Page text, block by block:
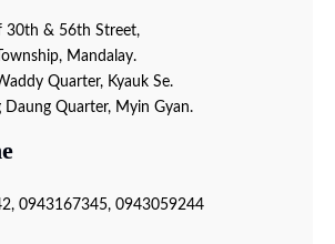
30th & 56th Street,
Mandalay.
Quarter, Kyauk Se.
Daung Quarter, Myin Gyan.
0943167345, 0943059244